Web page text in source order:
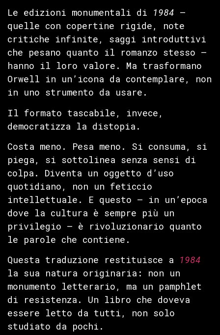
Le edizioni monumentali di 1984 —
quelle con copertine rigide, note
critiche infinite, saggi introduttivi
che pesano quanto il romanzo stesso —
hanno il loro valore. Ma trasformano
Orwell in un’icona da contemplare, non
in uno strumento da usare.
Il formato tascabile, invece,
democratizza la distopia.
Costa meno. Pesa meno. Si consuma, si
piega, si sottolinea senza sensi di
colpa. Diventa un oggetto d’uso
quotidiano, non un feticcio
intellettuale. E questo — in un’epoca
dove la cultura è sempre più un
privilegio — è rivoluzionario quanto
le parole che contiene.
Questa traduzione restituisce a 1984
la sua natura originaria: non un
monumento letterario, ma un pamphlet
di resistenza. Un libro che doveva
essere letto da tutti, non solo
studiato da pochi.